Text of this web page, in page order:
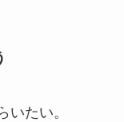
いたい。